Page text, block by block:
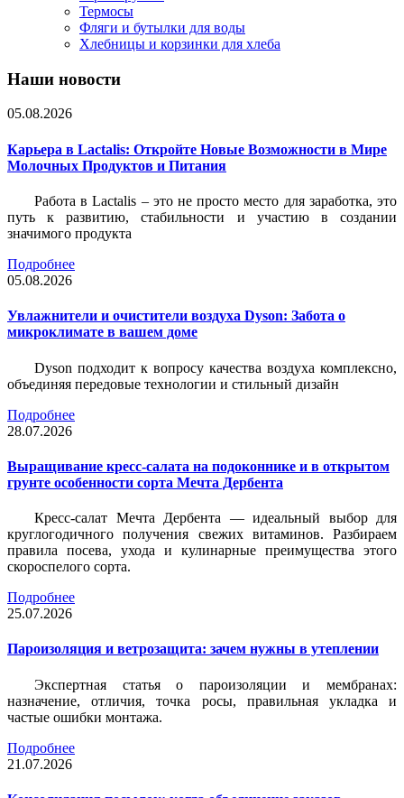
Термосы
Фляги и бутылки для воды
Хлебницы и корзинки для хлеба
Наши новости
05.08.2026
Карьера в Lactalis: Откройте Новые Возможности в Мире
Молочных Продуктов и Питания
Работа в Lactalis – это не просто место для заработка, это
путь к развитию, стабильности и участию в создании
значимого продукта
Подробнее
05.08.2026
Увлажнители и очистители воздуха Dyson: Забота о
микроклимате в вашем доме
Dyson подходит к вопросу качества воздуха комплексно,
объединяя передовые технологии и стильный дизайн
Подробнее
28.07.2026
Выращивание кресс-салата на подоконнике и в открытом
грунте особенности сорта Мечта Дербента
Кресс-салат Мечта Дербента — идеальный выбор для
круглогодичного получения свежих витаминов. Разбираем
правила посева, ухода и кулинарные преимущества этого
скороспелого сорта.
Подробнее
25.07.2026
Пароизоляция и ветрозащита: зачем нужны в утеплении
Экспертная статья о пароизоляции и мембранах:
назначение, отличия, точка росы, правильная укладка и
частые ошибки монтажа.
Подробнее
21.07.2026